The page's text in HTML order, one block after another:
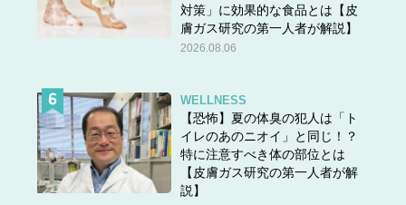
対策」に効果的な食品とは【皮
膚ガス研究の第一人者が解説】
2026.08.06
WELLNESS
【恐怖】夏の体臭の犯人は「ト
イレのあのニオイ」と同じ！？
特に注意すべき体の部位とは
【皮膚ガス研究の第一人者が解
説】